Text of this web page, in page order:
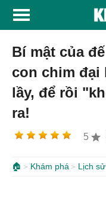
Bí mật của
con chim đại
lầy, để rồi
ra!
5
🏠 Khám phá Lịch sử